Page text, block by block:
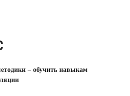
– обучить навыкам